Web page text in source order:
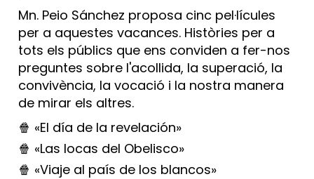
Mn. Peio Sánchez proposa cinc pel·lícules
per a aquestes vacances. Històries per a
tots els públics que ens conviden a fer-nos
preguntes sobre l'acollida, la superació, la
convivència, la vocació i la nostra manera
de mirar els altres.
🍿 «El día de la revelación»
🍿 «Las locas del Obelisco»
🍿 «Viaje al país de los blancos»